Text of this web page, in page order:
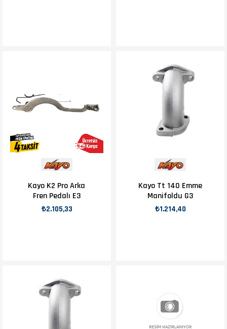
Kayo K2 Pro Arka
Fren Pedalı E3
₺2.105,33
Kayo Tt 140 Emme
Manifoldu G3
₺1.214,40